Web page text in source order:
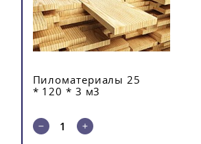
Пиломатериалы 25
* 120 * 3 м3